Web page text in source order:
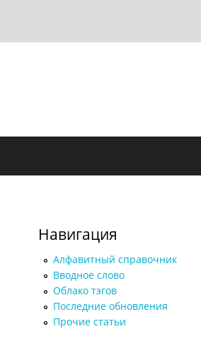
Навигация
Алфавитный справочник
Вводное слово
Облако тэгов
Последние обновления
Прочие статьи